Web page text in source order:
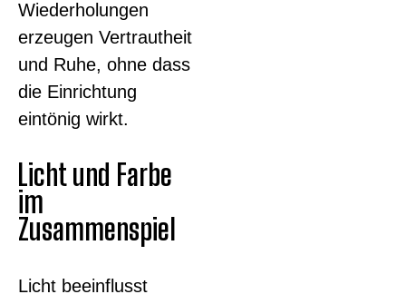
Wiederholungen
erzeugen Vertrautheit
und Ruhe, ohne dass
die Einrichtung
eintönig wirkt.
Licht und Farbe
im
Zusammenspiel
Licht beeinflusst